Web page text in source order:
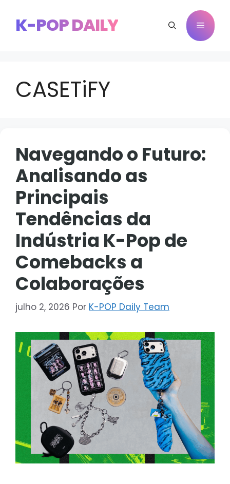
paraK-POP DAILY Menu
CASETiFY
Navegando o Futuro:
Analisando as
Principais
Tendências da
Indústria K-Pop de
Comebacks a
Colaborações
julho 2, 2026 Por K-POP Daily Team